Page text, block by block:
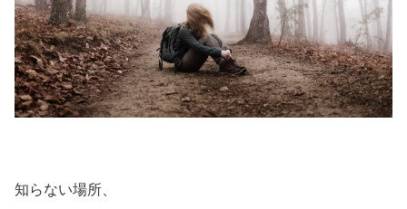
知らない場所、